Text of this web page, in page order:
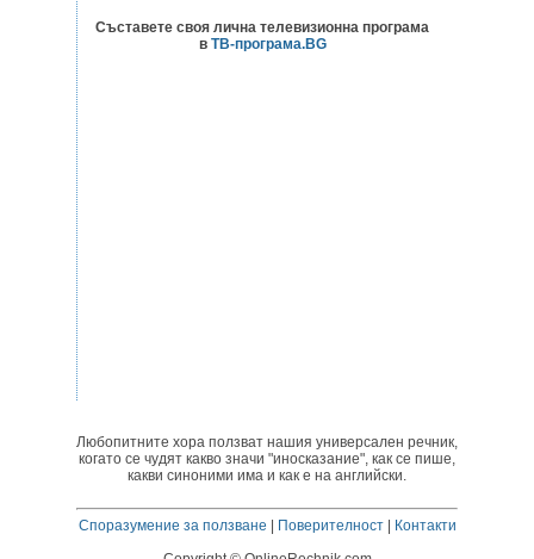
Съставете своя лична телевизионна програма
в ТВ-програма.BG
Любопитните хора ползват нашия универсален речник,
когато се чудят какво значи "иносказание", как се пише,
какви синоними има и как е на английски.
Споразумение за ползване Поверителност|
Контакти